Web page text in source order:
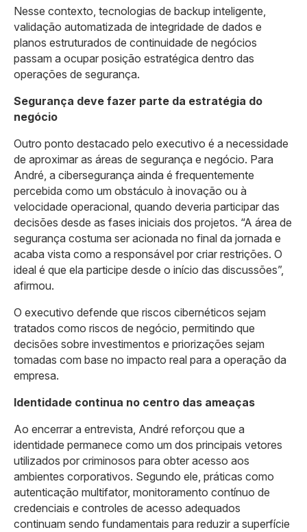
Nesse contexto, tecnologias de backup inteligente,
validação automatizada de integridade de dados e
planos estruturados de continuidade de negócios
passam a ocupar posição estratégica dentro das
operações de segurança.
Segurança deve fazer parte da estratégia do
negócio
Outro ponto destacado pelo executivo é a necessidade
de aproximar as áreas de segurança e negócio. Para
André, a cibersegurança ainda é frequentemente
percebida como um obstáculo à inovação ou à
velocidade operacional, quando deveria participar das
decisões desde as fases iniciais dos projetos. “A área de
segurança costuma ser acionada no final da jornada e
acaba vista como a responsável por criar restrições. O
ideal é que ela participe desde o início das discussões”,
afirmou.
O executivo defende que riscos cibernéticos sejam
tratados como riscos de negócio, permitindo que
decisões sobre investimentos e priorizações sejam
tomadas com base no impacto real para a operação da
empresa.
Identidade continua no centro das ameaças
Ao encerrar a entrevista, André reforçou que a
identidade permanece como um dos principais vetores
utilizados por criminosos para obter acesso aos
ambientes corporativos. Segundo ele, práticas como
autenticação multifator, monitoramento contínuo de
credenciais e controles de acesso adequados
continuam sendo fundamentais para reduzir a superfície